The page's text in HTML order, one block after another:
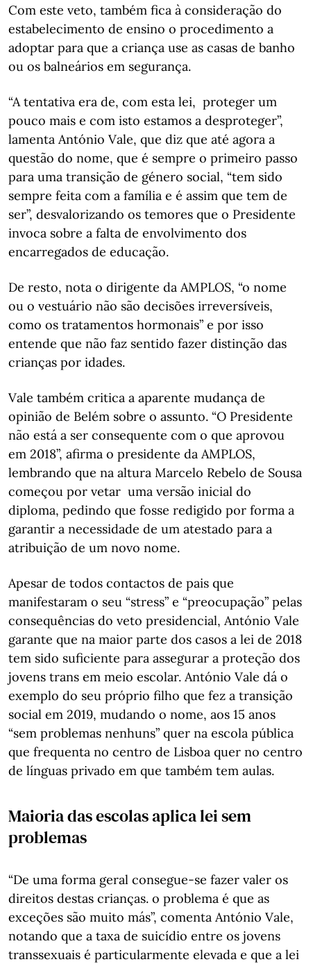
Com este veto, também fica à consideração do
estabelecimento de ensino o procedimento a
adoptar para que a criança use as casas de banho
ou os balneários em segurança.
“A tentativa era de, com esta lei, proteger um
pouco mais e com isto estamos a desproteger”,
lamenta António Vale, que diz que até agora a
questão do nome, que é sempre o primeiro passo
para uma transição de género social, “tem sido
sempre feita com a família e é assim que tem de
ser”, desvalorizando os temores que o Presidente
invoca sobre a falta de envolvimento dos
encarregados de educação.
De resto, nota o dirigente da AMPLOS, “o nome
ou o vestuário não são decisões irreversíveis,
como os tratamentos hormonais” e por isso
entende que não faz sentido fazer distinção das
crianças por idades.
Vale também critica a aparente mudança de
opinião de Belém sobre o assunto. “O Presidente
não está a ser consequente com o que aprovou
em 2018”, afirma o presidente da AMPLOS,
lembrando que na altura Marcelo Rebelo de Sousa
começou por vetar uma versão inicial do
diploma, pedindo que fosse redigido por forma a
garantir a necessidade de um atestado para a
atribuição de um novo nome.
Apesar de todos contactos de pais que
manifestaram o seu “stress” e “preocupação” pelas
consequências do veto presidencial, António Vale
garante que na maior parte dos casos a lei de 2018
tem sido suficiente para assegurar a proteção dos
jovens trans em meio escolar. António Vale dá o
exemplo do seu próprio filho que fez a transição
social em 2019, mudando o nome, aos 15 anos
“sem problemas nenhuns” quer na escola pública
que frequenta no centro de Lisboa quer no centro
de línguas privado em que também tem aulas.
Maioria das escolas aplica lei sem
problemas
“De uma forma geral consegue-se fazer valer os
direitos destas crianças. o problema é que as
exceções são muito más”, comenta António Vale,
notando que a taxa de suicídio entre os jovens
transsexuais é particularmente elevada e que a lei